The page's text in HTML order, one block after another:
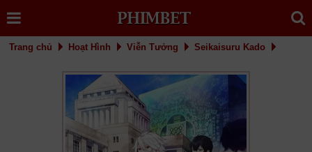
Trang chủ Hoạt Hình Viễn Tưởng Seikaisuru Kado